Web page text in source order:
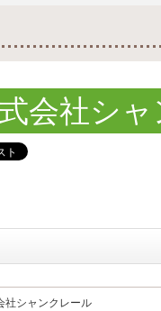
会社シ
社シャンクレール